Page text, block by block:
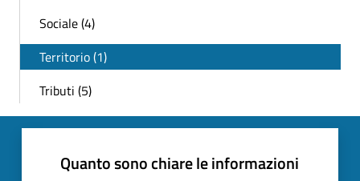
Sociale (4)
Territorio (1)
Tributi (5)
Quanto sono chiare le informazioni